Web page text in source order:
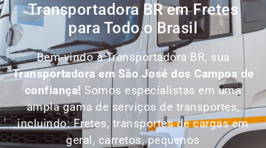
Transportadora BR em Fretes
para Todo o Brasil
Bem-vindo à Transportadora BR, sua
Transportadora em São José dos Campos de
confiança! Somos especialistas em uma
ampla gama de serviços de transportes,
incluindo: Fretes, transportes de cargas em
geral, carretos, pequenos